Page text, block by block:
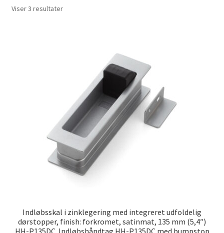
Kontakt
Viser 3 resultaterSorteret
Indløbsskal i zinklegering med integreret udfoldelig
dørstopper, finish: forkromet, satinmat, 135 mm (5,4″)
HH-P135DC. Indløbshåndtag HH-P135DC med bumpstop